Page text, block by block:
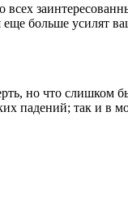
больше усилят
но что слишком
падений; так и